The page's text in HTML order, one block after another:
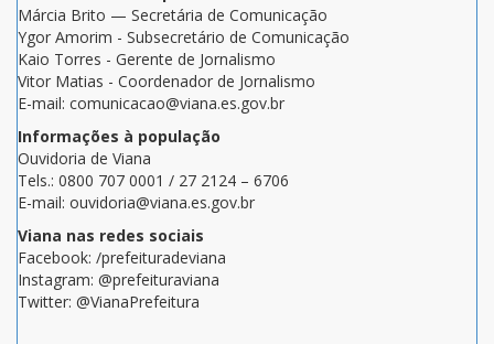
Márcia Brito — Secretária de Comunicação
Ygor Amorim - Subsecretário de Comunicação
Kaio Torres - Gerente de Jornalismo
Vitor Matias - Coordenador de Jornalismo
E-mail: comunicacao@viana.es.gov.br
Informações à população
Ouvidoria de Viana
Tels.: 0800 707 0001 / 27 2124 – 6706
E-mail: ouvidoria@viana.es.gov.br
Viana nas redes sociais
Facebook: /prefeituradeviana
Instagram: @prefeituraviana
Twitter: @VianaPrefeitura